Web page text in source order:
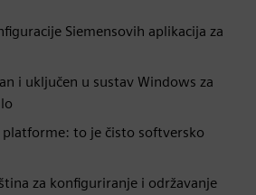
Siemensovih aplikacija za
i uključen u sustav Windows za
platforme: to je čisto softversko
za konfiguriranje i održavanje